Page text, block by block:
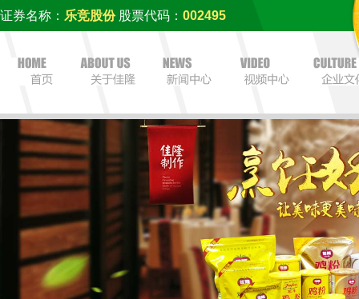
证券名称： 乐竞股份股票代码： 002495